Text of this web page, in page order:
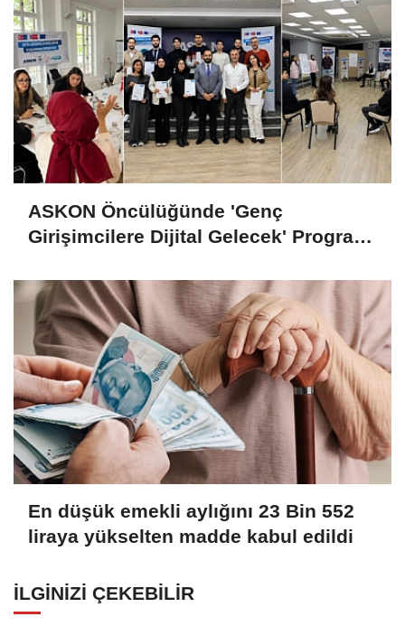
ASKON Öncülüğünde 'Genç
Girişimcilere Dijital Gelecek' Programı
En düşük emekli aylığını 23 Bin 552
liraya yükselten madde kabul edildi
İLGINIZI ÇEKEBILIR